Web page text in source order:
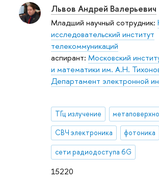
15220
Львов Андрей Валерьевич
Младший научный сотрудник:
исследовательский институт
телекоммуникаций
аспирант: Московский
и математики им. А.Н.
Департамент электронной
ТГц излучение
СВЧ электроника фотоника
сети радиодоступа 6G